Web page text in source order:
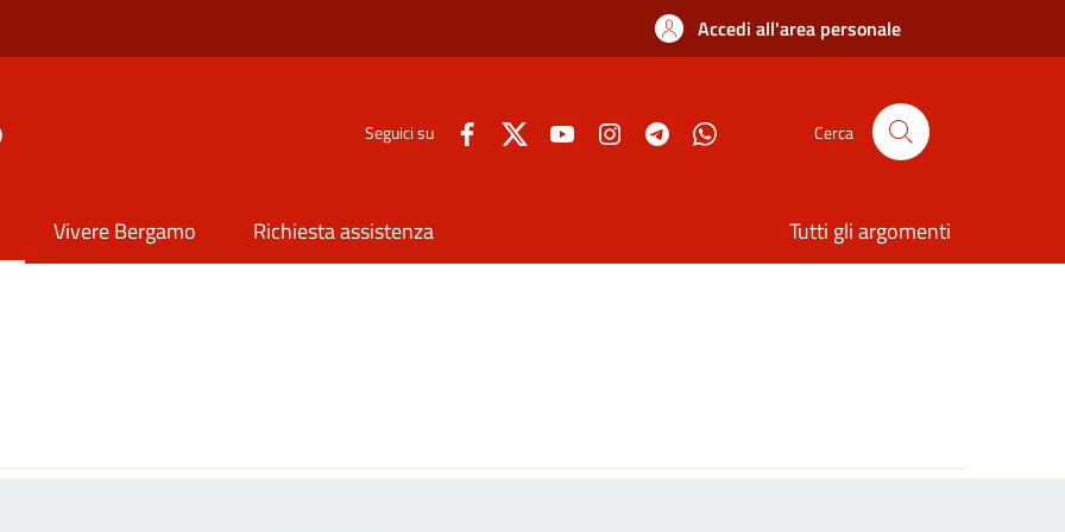
Accedi all'area personale
Seguici su Cerca
Vivere Bergamo Richiesta assistenza Tutti gli argomenti